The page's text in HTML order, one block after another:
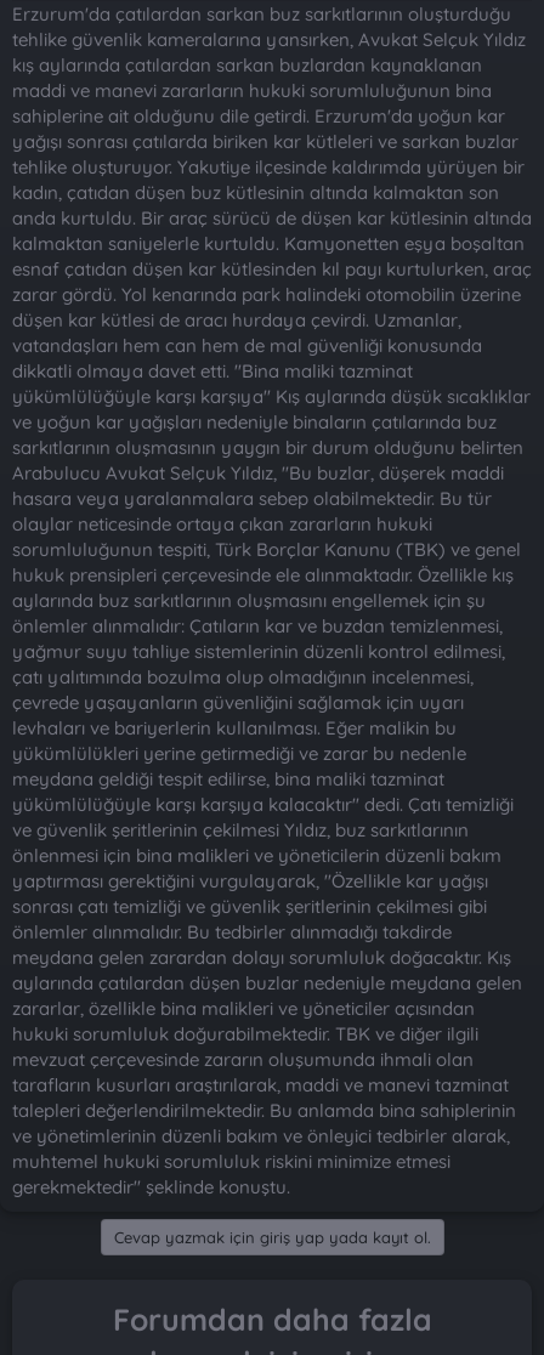
Erzurum'da çatılardan sarkan buz sarkıtlarının oluşturduğu
tehlike güvenlik kameralarına yansırken, Avukat Selçuk Yıldız
kış aylarında çatılardan sarkan buzlardan kaynaklanan
maddi ve manevi zararların hukuki sorumluluğunun bina
sahiplerine ait olduğunu dile getirdi. Erzurum'da yoğun kar
yağışı sonrası çatılarda biriken kar kütleleri ve sarkan buzlar
tehlike oluşturuyor. Yakutiye ilçesinde kaldırımda yürüyen bir
kadın, çatıdan düşen buz kütlesinin altında kalmaktan son
anda kurtuldu. Bir araç sürücü de düşen kar kütlesinin altında
kalmaktan saniyelerle kurtuldu. Kamyonetten eşya boşaltan
esnaf çatıdan düşen kar kütlesinden kıl payı kurtulurken, araç
zarar gördü. Yol kenarında park halindeki otomobilin üzerine
düşen kar kütlesi de aracı hurdaya çevirdi. Uzmanlar,
vatandaşları hem can hem de mal güvenliği konusunda
dikkatli olmaya davet etti. "Bina maliki tazminat
yükümlülüğüyle karşı karşıya" Kış aylarında düşük sıcaklıklar
ve yoğun kar yağışları nedeniyle binaların çatılarında buz
sarkıtlarının oluşmasının yaygın bir durum olduğunu belirten
Arabulucu Avukat Selçuk Yıldız, "Bu buzlar, düşerek maddi
hasara veya yaralanmalara sebep olabilmektedir. Bu tür
olaylar neticesinde ortaya çıkan zararların hukuki
sorumluluğunun tespiti, Türk Borçlar Kanunu (TBK) ve genel
hukuk prensipleri çerçevesinde ele alınmaktadır. Özellikle kış
aylarında buz sarkıtlarının oluşmasını engellemek için şu
önlemler alınmalıdır: Çatıların kar ve buzdan temizlenmesi,
yağmur suyu tahliye sistemlerinin düzenli kontrol edilmesi,
çatı yalıtımında bozulma olup olmadığının incelenmesi,
çevrede yaşayanların güvenliğini sağlamak için uyarı
levhaları ve bariyerlerin kullanılması. Eğer malikin bu
yükümlülükleri yerine getirmediği ve zarar bu nedenle
meydana geldiği tespit edilirse, bina maliki tazminat
yükümlülüğüyle karşı karşıya kalacaktır" dedi. Çatı temizliği
ve güvenlik şeritlerinin çekilmesi Yıldız, buz sarkıtlarının
önlenmesi için bina malikleri ve yöneticilerin düzenli bakım
yaptırması gerektiğini vurgulayarak, "Özellikle kar yağışı
sonrası çatı temizliği ve güvenlik şeritlerinin çekilmesi gibi
önlemler alınmalıdır. Bu tedbirler alınmadığı takdirde
meydana gelen zarardan dolayı sorumluluk doğacaktır. Kış
aylarında çatılardan düşen buzlar nedeniyle meydana gelen
zararlar, özellikle bina malikleri ve yöneticiler açısından
hukuki sorumluluk doğurabilmektedir. TBK ve diğer ilgili
mevzuat çerçevesinde zararın oluşumunda ihmali olan
tarafların kusurları araştırılarak, maddi ve manevi tazminat
talepleri değerlendirilmektedir. Bu anlamda bina sahiplerinin
ve yönetimlerinin düzenli bakım ve önleyici tedbirler alarak,
muhtemel hukuki sorumluluk riskini minimize etmesi
gerekmektedir" şeklinde konuştu.
Cevap yazmak için giriş yap yada kayıt ol.
Forumdan daha fazla